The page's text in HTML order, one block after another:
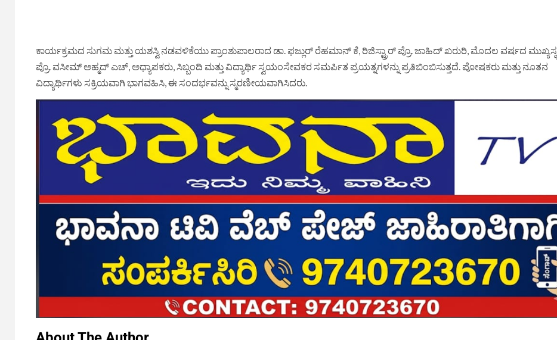
ಕಾರ್ಯಕ್ರಮದ ಸುಗಮ ಮತ್ತು ಯಶಸ್ವಿ ನಡವಳಿಕೆಯು ಪ್ರಾಂಶುಪಾಲರಾದ ಡಾ. ಫಜ್ಲುರ್ ರೆಹಮಾನ್ ಕೆ, ರಿಜಿಸ್ಟ್ರಾರ್ ಪ್ರೊ. ಜಾಹಿದ್ ಖರುರಿ, ಮೊದಲ ವರ್ಷದ ಮುಖ್ಯಸ್ಥ
ಪ್ರೊ. ವಸೀಮ್ ಅಹ್ಮದ್ ಎಚ್, ಅಧ್ಯಾಪಕರು, ಸಿಬ್ಬಂದಿ ಮತ್ತು ವಿದ್ಯಾರ್ಥಿ ಸ್ವಯಂಸೇವಕರ ಸಮರ್ಪಿತ ಪ್ರಯತ್ನಗಳನ್ನು ಪ್ರತಿಬಿಂಬಿಸುತ್ತದೆ. ಪೋಷಕರು ಮತ್ತು ನೂತನ
ವಿದ್ಯಾರ್ಥಿಗಳು ಸಕ್ರಿಯವಾಗಿ ಭಾಗವಹಿಸಿ, ಈ ಸಂದರ್ಭವನ್ನು ಸ್ಮರಣೀಯವಾಗಿಸಿದರು.